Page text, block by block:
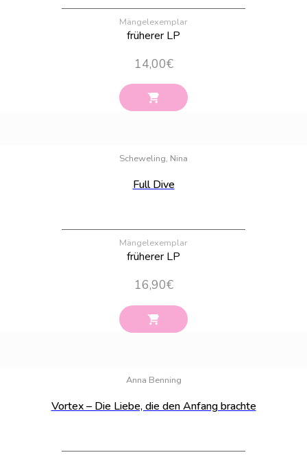
Mängelexemplar
früherer LP
14,00€
Scheweling, Nina
Full Dive
Mängelexemplar
früherer LP
16,90€
Anna Benning
Vortex – Die Liebe, die den Anfang brachte